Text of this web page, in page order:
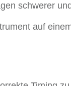
schwerer
auf